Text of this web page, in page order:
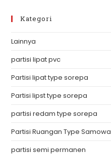
Kategori
Lainnya
partisi lipat pvc
Partisi lipat type sorepa
Partisi lipst type sorepa
partisi redam type sorepa
Partisi Ruangan Type Samowa
partisi semi permanen